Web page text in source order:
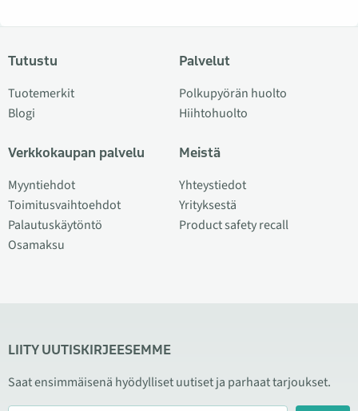
Tutustu
Tuotemerkit
Blogi
Verkkokaupan palvelu
Myyntiehdot
Toimitusvaihtoehdot
Palautuskäytöntö
Osamaksu
Palvelut
Polkupyörän huolto
Hiihtohuolto
Meistä
Yhteystiedot
Yrityksestä
Product safety recall
LIITY UUTISKIRJEESEMME
Saat ensimmäisenä hyödylliset uutiset ja parhaat tarjoukset.